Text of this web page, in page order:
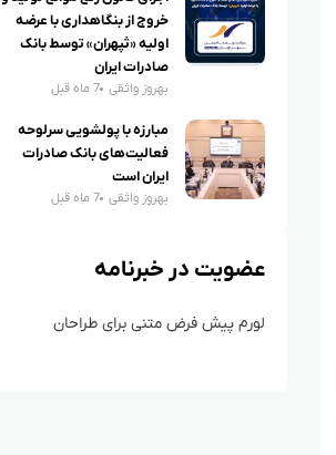
خروج از بنگاهداری با عرضه
اولیه «ثپهران» توسط بانک
صادرات ایران
بهروز واثقی 7 ماه قبل
مبارزه با پولشویی سرلوحه
فعالیت‌های بانک صادرات
ایران است
بهروز واثقی 7 ماه قبل
عضویت در خبرنامه
لورم پیش فرض متنی برای طراحان